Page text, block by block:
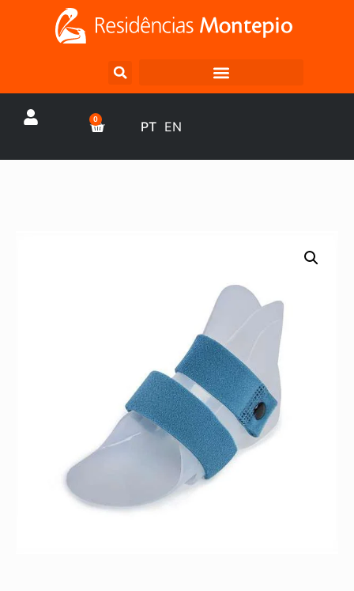
0 PT EN